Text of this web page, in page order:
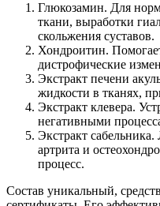
Глюкозамин. Для
ткани, выработки
скольжения суставов.
Хондроитин.
дистрофические
Экстракт печени
жидкости в тканях,
Экстракт клевера.
негативными
Экстракт
артрита и
процесс.
Состав уникальный,